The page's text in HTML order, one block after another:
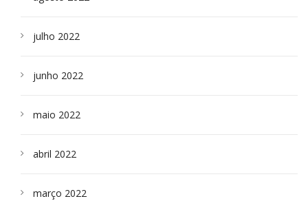
julho 2022
junho 2022
maio 2022
abril 2022
março 2022